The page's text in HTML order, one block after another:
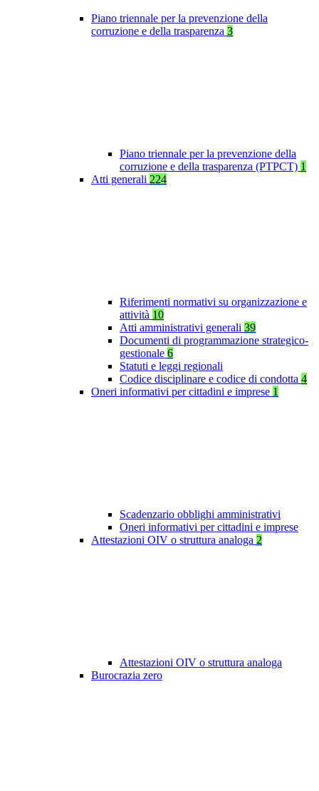
Piano triennale per la prevenzione della
corruzione e della trasparenza 3
Piano triennale per la prevenzione della
corruzione e della trasparenza (PTPCT) 1
Atti generali 224
Riferimenti normativi su organizzazione e
attività 10
Atti amministrativi generali 39
Documenti di programmazione strategico-
gestionale 6
Statuti e leggi regionali
Codice disciplinare e codice di condotta 4
Oneri informativi per cittadini e imprese 1
Scadenzario obblighi amministrativi
Oneri informativi per cittadini e imprese
Attestazioni OIV o struttura analoga 2
Attestazioni OIV o struttura analoga
Burocrazia zero